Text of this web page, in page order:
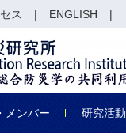
メンバー 研究活動
ス ENGLISH